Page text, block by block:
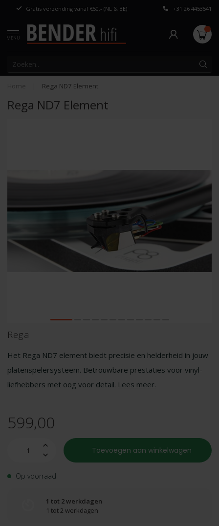
Gratis verzending vanaf €50,- (NL & BE) Persoonlijk
+31 26 4453541
MENU
Home Rega ND7 Element
Rega ND7 Element
Rega
Het Rega ND7 element biedt precisie en helderheid in jouw
platenspelersysteem. Betrouwbare prestaties voor vinyl-
liefhebbers met oog voor detail. Lees meer.
599,00
Toevoegen aan winkelwagen
Op voorraad
1 tot 2 werkdagen
1 tot 2 werkdagen